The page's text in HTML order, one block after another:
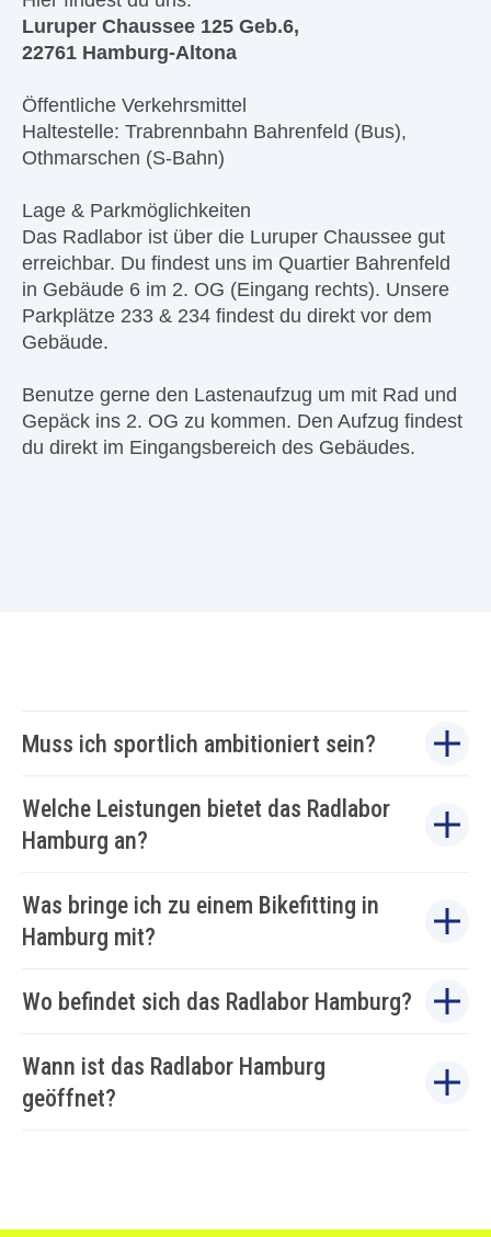
Luruper Chaussee 125 Geb.6,
22761 Hamburg-Altona
Öffentliche Verkehrsmittel
Haltestelle: Trabrennbahn Bahrenfeld (Bus),
Othmarschen (S-Bahn)
Lage & Parkmöglichkeiten
Das Radlabor ist über die Luruper Chaussee gut
erreichbar. Du findest uns im Quartier Bahrenfeld
in Gebäude 6 im 2. OG (Eingang rechts). Unsere
Parkplätze 233 & 234 findest du direkt vor dem
Gebäude.
Benutze gerne den Lastenaufzug um mit Rad und
Gepäck ins 2. OG zu kommen. Den Aufzug findest
du direkt im Eingangsbereich des Gebäudes.
Muss ich sportlich ambitioniert sein?
Welche Leistungen bietet das Radlabor
Hamburg an?
Was bringe ich zu einem Bikefitting in
Hamburg mit?
Wo befindet sich das Radlabor Hamburg?
Wann ist das Radlabor Hamburg
geöffnet?